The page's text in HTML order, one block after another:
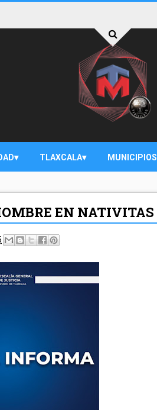
TLAXCALA MUNICIPIOS
EN NATIVITAS